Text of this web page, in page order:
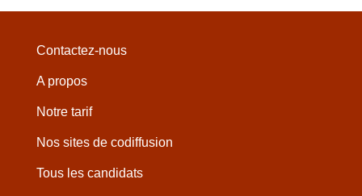
Contactez-nous
A propos
Notre tarif
Nos sites de codiffusion
Tous les candidats